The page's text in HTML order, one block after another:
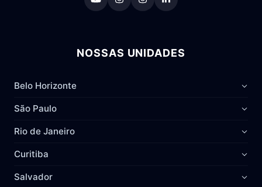
NOSSAS UNIDADES
Belo Horizonte
São Paulo
Rio de Janeiro
Curitiba
Salvador